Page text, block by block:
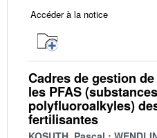
Accéder à la notice
Cadres de gestion
les PFAS
polyfluoroalkyles)
fertilisantes